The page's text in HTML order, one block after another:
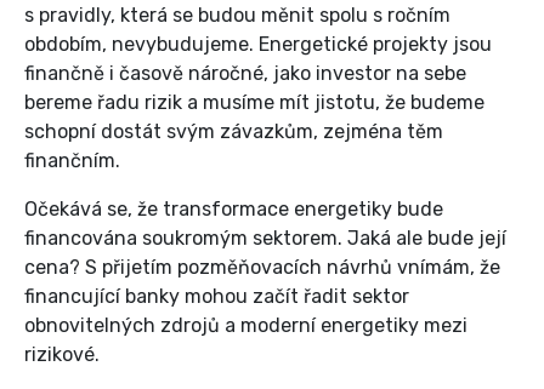
s pravidly, která se budou měnit spolu s ročním
obdobím, nevybudujeme. Energetické projekty jsou
finančně i časově náročné, jako investor na sebe
bereme řadu rizik a musíme mít jistotu, že budeme
schopní dostát svým závazkům, zejména těm
finančním.
Očekává se, že transformace energetiky bude
financována soukromým sektorem. Jaká ale bude její
cena? S přijetím pozměňovacích návrhů vnímám, že
financující banky mohou začít řadit sektor
obnovitelných zdrojů a moderní energetiky mezi
rizikové.